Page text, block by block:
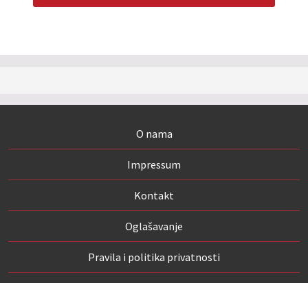
O nama
Impressum
Kontakt
Oglašavanje
Pravila i politika privatnosti